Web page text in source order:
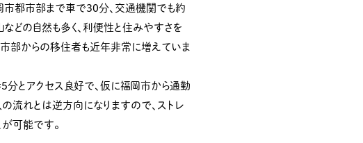
都市部まで車で30分、交通機関でも約
などの自然も多く、利便性と住みやすさを
部からの移住者も近年非常に増えていま
分とアクセス良好で、仮に福岡市から通勤
の流れとは逆方向になりますので、ストレ
が可能です。